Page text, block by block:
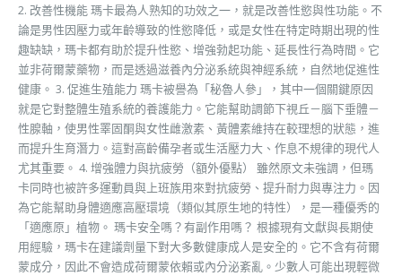
2. 改善性機能 瑪卡最為人熟知的功效之一，就是改善性慾與性功能。不
論是男性因壓力或年齡導致的性慾降低，或是女性在特定時期出現的性
趣缺缺，瑪卡都有助於提升性慾、增強勃起功能、延長性行為時間。它
並非荷爾蒙藥物，而是透過滋養內分泌系統與神經系統，自然地促進性
健康。 3. 促進生殖能力 瑪卡被譽為「秘魯人參」，其中一個關鍵原因
就是它對整體生殖系統的養護能力。它能幫助調節下視丘－腦下垂體－
性腺軸，使男性睪固酮與女性雌激素、黃體素維持在較理想的狀態，進
而提升生育潛力。這對高齡備孕者或生活壓力大、作息不規律的現代人
尤其重要。 4. 增強體力與抗疲勞（額外優點） 雖然原文未強調，但瑪
卡同時也被許多運動員與上班族用來對抗疲勞、提升耐力與專注力。因
為它能幫助身體適應高壓環境（類似其原生地的特性），是一種優秀的
「適應原」植物。 瑪卡安全嗎？有副作用嗎？ 根據現有文獻與長期使
用經驗，瑪卡在建議劑量下對大多數健康成人是安全的。它不含有荷爾
蒙成分，因此不會造成荷爾蒙依賴或內分泌紊亂。少數人可能出現輕微